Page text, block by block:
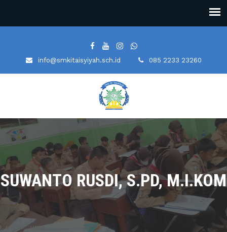
info@smkitaisyiyah.sch.id 085 2233 23260
SUWANTO RUSDI, S.PD, M.I.KOM